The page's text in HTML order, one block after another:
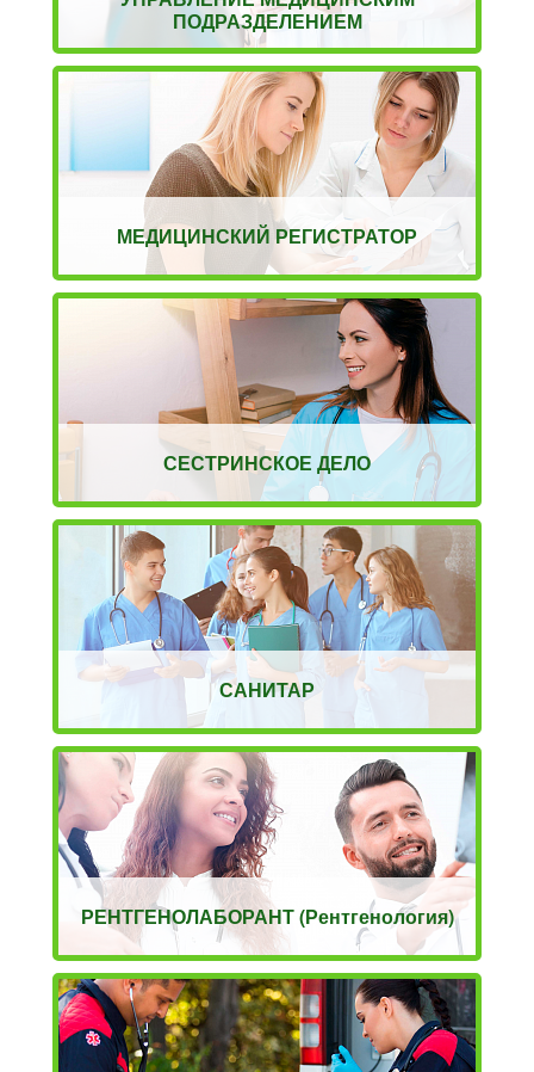
ПОДРАЗДЕЛЕНИЕМ
МЕДИЦИНСКИЙ РЕГИСТРАТОР
СЕСТРИНСКОЕ ДЕЛО
САНИТАР
РЕНТГЕНОЛАБОРАНТ (Рентгенология)